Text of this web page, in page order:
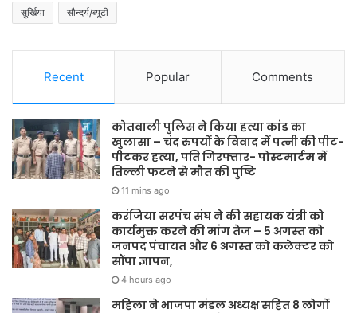
सुर्खिया सौन्दर्य/ब्यूटी
Recent Popular Comments
कोतवाली पुलिस ने किया हत्या कांड का
खुलासा – चंद रुपयों के विवाद में पत्नी की पीट-
पीटकर हत्या, पति गिरफ्तार- पोस्टमार्टम में
तिल्ली फटने से मौत की पुष्टि
11 mins ago
करंजिया सरपंच संघ ने की सहायक यंत्री को
कार्यमुक्त करने की मांग तेज – 5 अगस्त को
जनपद पंचायत और 6 अगस्त को कलेक्टर को
सौंपा ज्ञापन,
4 hours ago
महिला ने भाजपा मंडल अध्यक्ष सहित 8 लोगों